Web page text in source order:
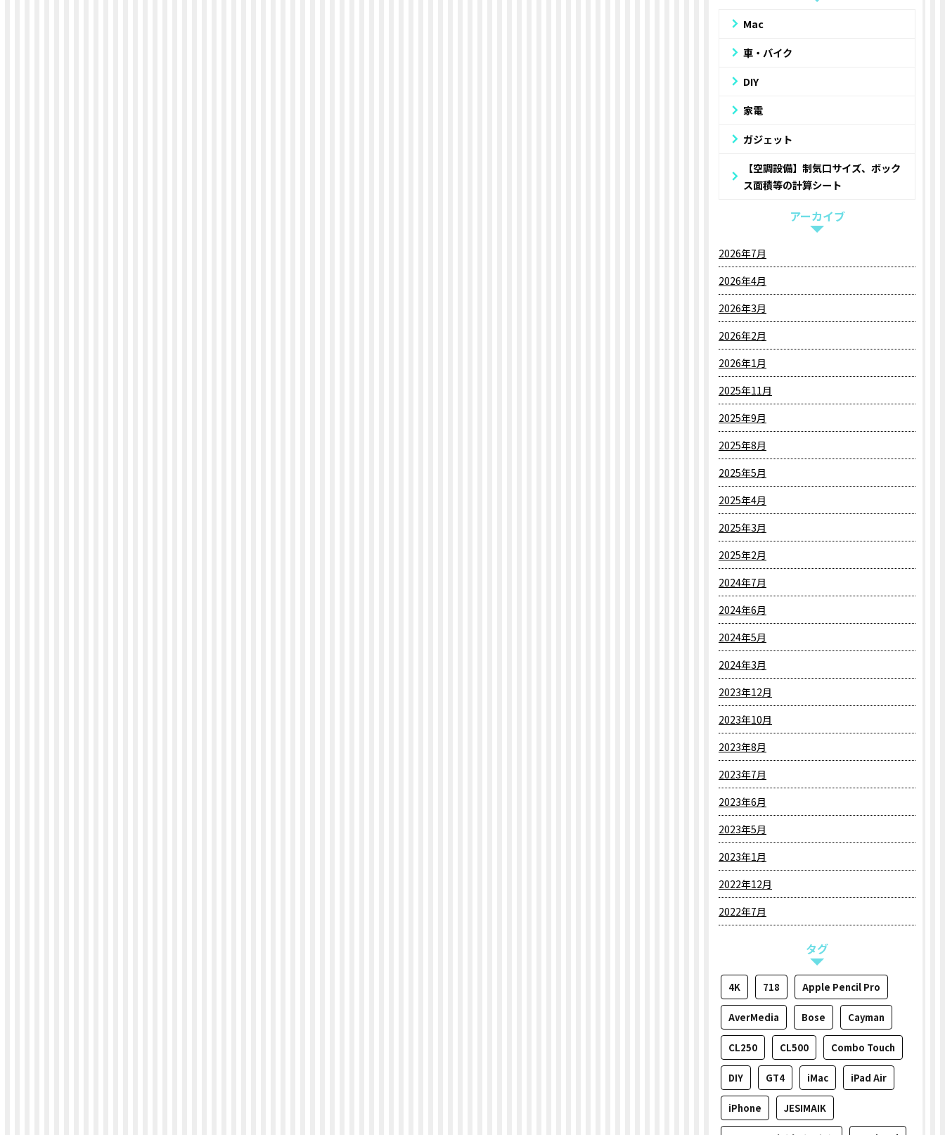
Mac
車・バイク
DIY
家電
ガジェット
【空調設備】制気口サイズ、ボック
ス面積等の計算シート
アーカイブ
2026年7月
2026年4月
2026年3月
2026年2月
2026年1月
2025年11月
2025年9月
2025年8月
2025年5月
2025年4月
2025年3月
2025年2月
2024年7月
2024年6月
2024年5月
2024年3月
2023年12月
2023年10月
2023年8月
2023年7月
2023年6月
2023年5月
2023年1月
2022年12月
2022年7月
タグ
4K 718 Apple Pencil Pro
AverMedia Bose Cayman
CL250 CL500 Combo Touch
DIY GT4 iMac iPad Air
iPhone JESIMAIK